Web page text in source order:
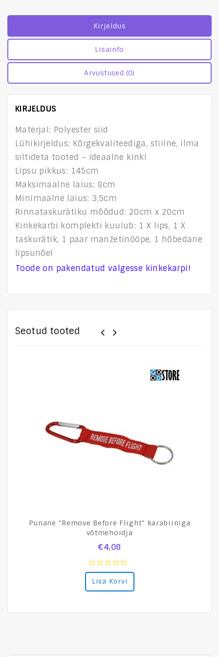
Kirjeldus
Lisainfo
Arvustused (0)
KIRJELDUS
Materjal: Polyester siid
Lühikirjeldus: Kõrgekvaliteediga, stiilne, ilma
siltideta tooted – ideaalne kink!
Lipsu pikkus: 145cm
Maksimaalne laius: 8cm
Minimaalne laius: 3,5cm
Rinnataskurätiku mõõdud: 20cm x 20cm
Kinkekarbi komplekti kuulub: 1 X lips, 1 X
taskurätik, 1 paar manžetinööpe, 1 hõbedane
lipsunõel
Toode on pakendatud valgesse kinkekarpi!
Seotud tooted
Punane “Remove Before Flight” karabiiniga
võtmehoidja
€4,08
0
out
of
Lisa Korvi